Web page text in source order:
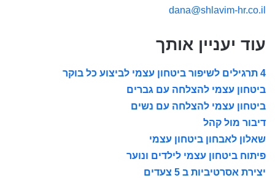
dana@shlavim-hr.co.il
עוד יעניין אותך
4 תרגילים לשיפור ביטחון עצמי לביצוע כל בוקר
ביטחון עצמי להצלחה עם גברים
ביטחון עצמי להצלחה עם נשים
דיבור מול קהל
שאלון לאבחון ביטחון עצמי
פיתוח ביטחון עצמי לילדים ונוער
יצירת אסרטיביות ב 5 צעדים